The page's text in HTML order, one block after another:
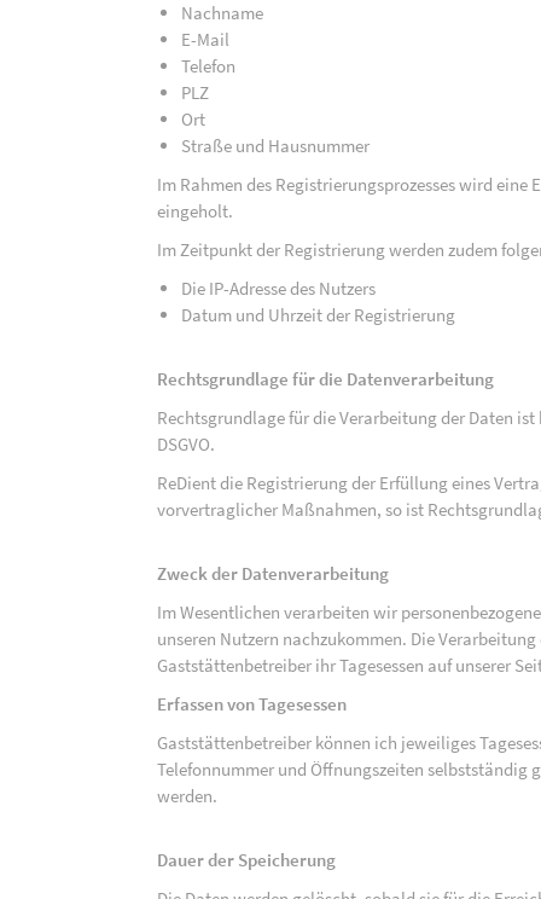
Nachname
E-Mail
Telefon
PLZ
Ort
Straße und Hausnummer
Im Rahmen des Registrierungsprozesses wird
eingeholt.
Im Zeitpunkt der Registrierung werden zudem
Die IP-Adresse des Nutzers
Datum und Uhrzeit der Registrierung
Rechtsgrundlage für die Datenverarbeitung
Rechtsgrundlage für die Verarbeitung der Daten
DSGVO.
ReDient die Registrierung der Erfüllung eines
vorvertraglicher Maßnahmen, so ist
Zweck der Datenverarbeitung
Im Wesentlichen verarbeiten wir
unseren Nutzern nachzukommen. Die
Gaststättenbetreiber ihr Tagesessen auf unserer
Erfassen von Tagesessen
Gaststättenbetreiber können ich jeweiliges
Telefonnummer und Öffnungszeiten selbstständig
werden.
Dauer der Speicherung